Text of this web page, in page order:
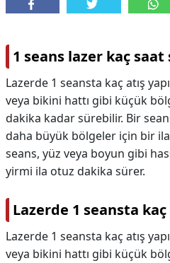
1 seans lazer kaç saat
Lazerde 1 seansta kaç atış
veya bikini hattı gibi küçük
dakika kadar sürebilir. Bir
daha büyük bölgeler için bir
seans, yüz veya boyun gibi
yirmi ila otuz dakika sürer.
Lazerde 1 seansta kaç
Lazerde 1 seansta kaç atış
veya bikini hattı gibi küçük